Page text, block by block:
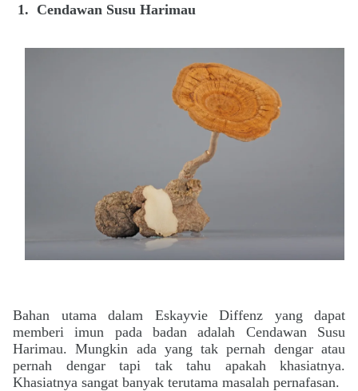
1. Cendawan Susu Harimau
Bahan utama dalam Eskayvie Diffenz yang dapat
memberi imun pada badan adalah Cendawan Susu
Harimau. Mungkin ada yang tak pernah dengar atau
pernah dengar tapi tak tahu apakah khasiatnya.
Khasiatnya sangat banyak terutama masalah pernafasan.